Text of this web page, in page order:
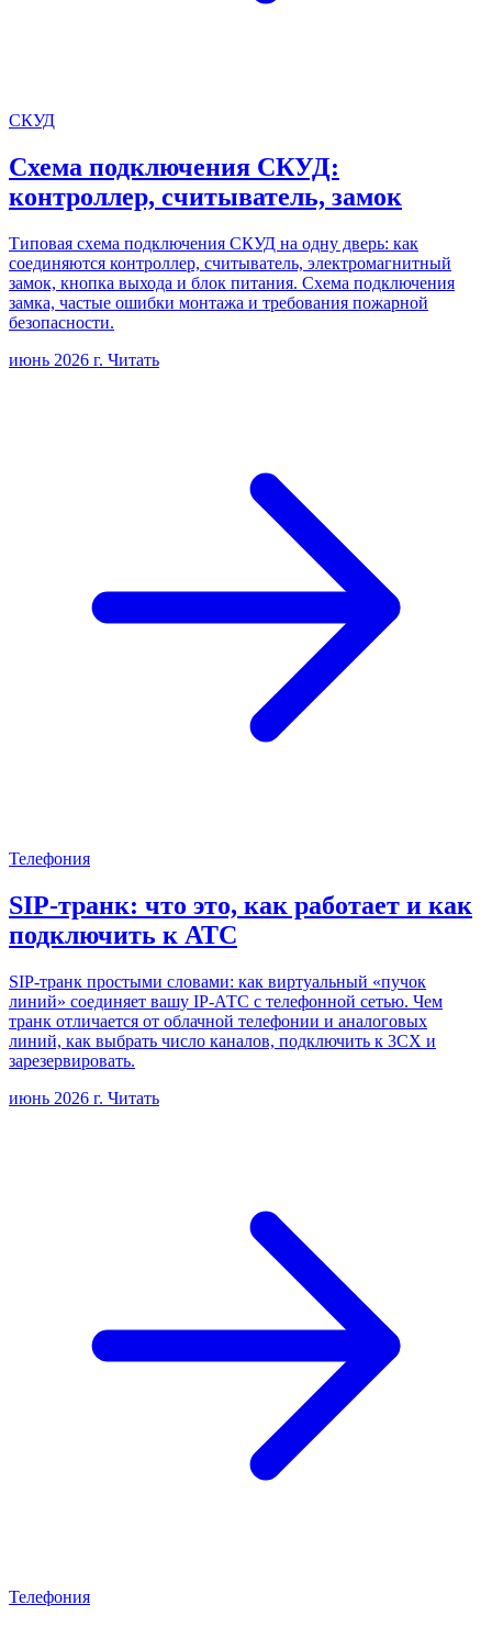
СКУД
Схема подключения СКУД:
контроллер, считыватель, замок
Типовая схема подключения СКУД на одну дверь: как
соединяются контроллер, считыватель, электромагнитный
замок, кнопка выхода и блок питания. Схема подключения
замка, частые ошибки монтажа и требования пожарной
безопасности.
июнь 2026 г. Читать
Телефония
SIP-транк: что это, как работает и как
подключить к АТС
SIP-транк простыми словами: как виртуальный «пучок
линий» соединяет вашу IP-АТС с телефонной сетью. Чем
транк отличается от облачной телефонии и аналоговых
линий, как выбрать число каналов, подключить к 3CX и
зарезервировать.
июнь 2026 г. Читать
Телефония